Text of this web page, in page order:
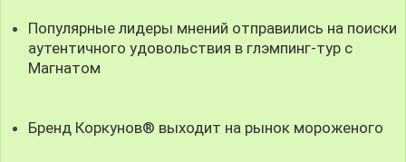
Популярные лидеры мнений отправились на поиски
аутентичного удовольствия в глэмпинг-тур с
Магнатом
Бренд Коркунов® выходит на рынок мороженого